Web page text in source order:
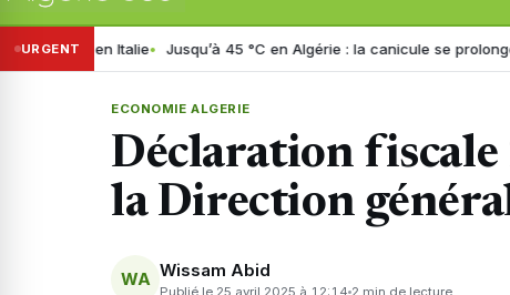
URGENT
Italie Jusqu’à 45 °C en Algérie : la canicule se prolonge jusqu’à
ECONOMIE ALGERIE
Déclaration fiscale
la Direction
WA Wissam Abid
Publié le 25 avril 2025 à 12:14 2 min de lecture